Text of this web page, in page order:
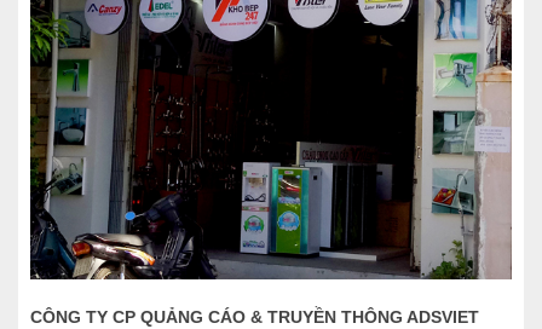
CÔNG TY CP QUẢNG CÁO & TRUYỀN THÔNG ADSVIET